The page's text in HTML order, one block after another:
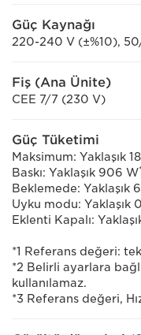
Güç Kaynağı
220-240 V (±%10),
Fiş (Ana Ünite)
CEE 7/7 (230 V)
Güç Tüketimi
Maksimum: Yaklaşık
Baskı: Yaklaşık 906 W
Beklemede: Yaklaşık
Uyku modu: Yaklaşık
Eklenti Kapalı:
*1 Referans değeri:
*2 Belirli ayarlara
kullanılamaz.
*3 Referans değeri,